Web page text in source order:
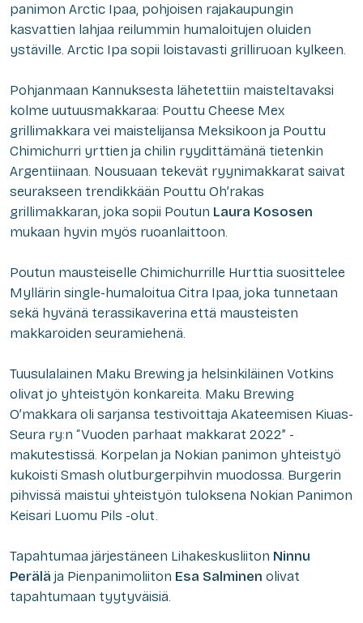
panimon Arctic Ipaa, pohjoisen rajakaupungin
kasvattien lahjaa reilummin humaloitujen oluiden
ystäville. Arctic Ipa sopii loistavasti grilliruoan kylkeen.
Pohjanmaan Kannuksesta lähetettiin maisteltavaksi
kolme uutuusmakkaraa: Pouttu Cheese Mex
grillimakkara vei maistelijansa Meksikoon ja Pouttu
Chimichurri yrttien ja chilin ryydittämänä tietenkin
Argentiinaan. Nousuaan tekevät ryynimakkarat saivat
seurakseen trendikkään Pouttu Oh’rakas
grillimakkaran, joka sopii Poutun Laura Kososen
mukaan hyvin myös ruoanlaittoon.
Poutun mausteiselle Chimichurrille Hurttia suosittelee
Myllärin single-humaloitua Citra Ipaa, joka tunnetaan
sekä hyvänä terassikaverina että mausteisten
makkaroiden seuramiehenä.
Tuusulalainen Maku Brewing ja helsinkiläinen Votkins
olivat jo yhteistyön konkareita. Maku Brewing
O’makkara oli sarjansa testivoittaja Akateemisen Kiuas-
Seura ry:n “Vuoden parhaat makkarat 2022” -
makutestissä. Korpelan ja Nokian panimon yhteistyö
kukoisti Smash olutburgerpihvin muodossa. Burgerin
pihvissä maistui yhteistyön tuloksena Nokian Panimon
Keisari Luomu Pils -olut.
Tapahtumaa järjestäneen Lihakeskusliiton Ninnu
Perälä ja Pienpanimoliiton Esa Salminen olivat
tapahtumaan tyytyväisiä.